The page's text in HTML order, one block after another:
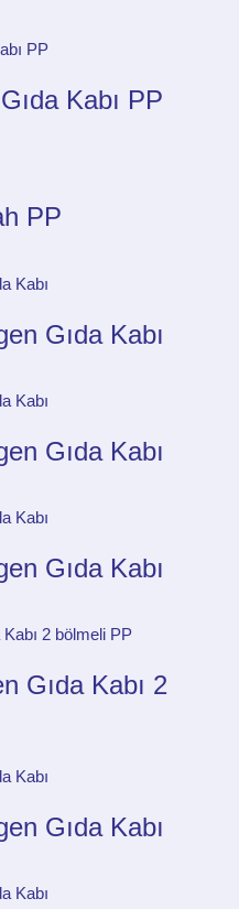
Kabı PP
PP
Gıda Kabı
Gıda Kabı
Gıda Kabı
Gıda Kabı 2
Gıda Kabı